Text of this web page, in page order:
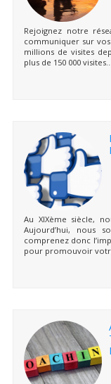
Rejoignez notre
communiquer sur
millions de visites
plus de 150 000 visites...
Au XIXème siècle,
Aujourd’hui, nous
comprenez donc
pour promouvoir